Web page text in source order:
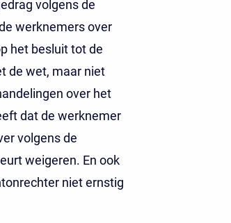
volgens de
werknemers over
het besluit tot de
de wet, maar niet
over het
dat de werknemer
volgens de
weigeren. En ook
niet ernstig